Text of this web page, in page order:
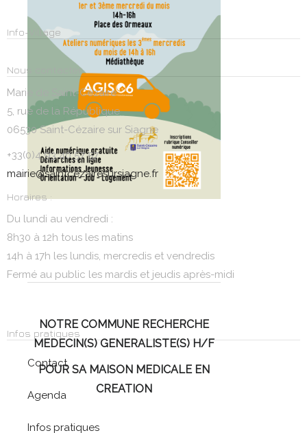
NOTRE COMMUNE RECHERCHE
MEDECIN(S) GENERALISTE(S) H/F
POUR SA MAISON MEDICALE EN
CREATION
Info-Village
Nous contacter
Marie de Saint-Cézaire
5, rue de la République
06530 Saint-Cézaire sur Siagne
+33(0)4 93 40 57 57
mairie@saintcezairesursiagne.fr
Horaires :
Du lundi au vendredi :
8h30 à 12h tous les matins
14h à 17h les lundis, mercredis et vendredis
Fermé au public les mardis et jeudis après-midi
Infos pratiques
Contact
Agenda
Infos pratiques